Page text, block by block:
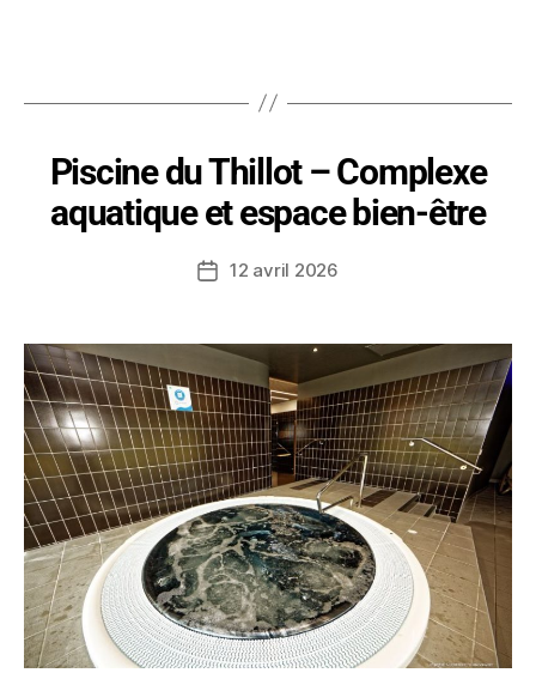
Piscine du Thillot – Complexe
aquatique et espace bien-être
12 avril 2026